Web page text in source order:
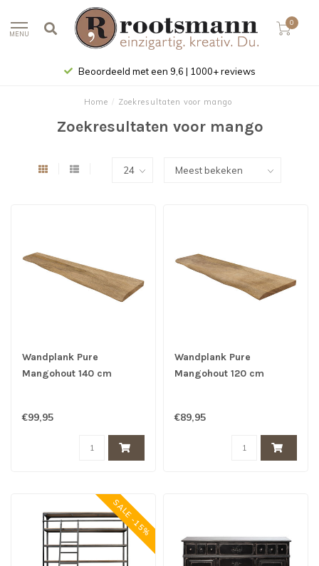
MENU
0
Beoordeeld met een 9,6 | 1000+ reviews
Home / Zoekresultaten voor mango
Zoekresultaten voor mango
Wandplank Pure
Mangohout 140 cm
€99,95
Wandplank Pure
Mangohout 120 cm
€89,95
SALE -15%